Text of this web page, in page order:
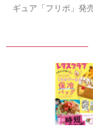
ギュア「フリポ」発